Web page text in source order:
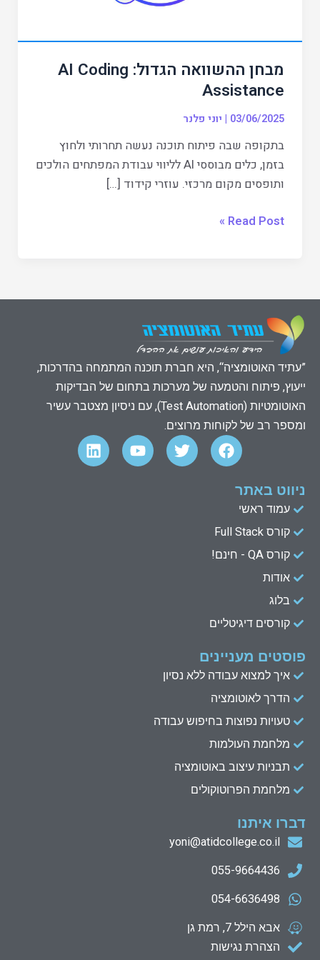
מבחן ההשוואה הגדול: AI Coding
Assistance
03/06/2025
| יוני פלנר
בתקופה שבה פיתוח תוכנה נעשה תחרותי ולחוץ
בזמן, כלים מבוססי AI לליווי עבודת המפתחים הולכים
ותופסים מקום מרכזי. עוזרי קידוד […]
Read Post »
”עתיד האוטומציה“, היא חברת תוכנה המתמחה בהדרכות,
ייעוץ, פיתוח והטמעה של מערכות בתחום של הבדיקות
האוטומטיות (Test Automation), עם ניסיון מצטבר עשיר
ומספר רב של לקוחות מרוצים.
F
a
c
o
k
T
w
i
Y
o
u
L
i
n
ניווט באתר
עמוד ראשי
קורס Full Stack
קורס QA - חינם!
אודות
בלוג
קורסים דיגיטליים
פוסטים מעניינים
איך למצוא עבודה ללא נסיון
הדרך לאוטומציה
טעויות נפוצות בחיפוש עבודה
מלחמת העולמות
תבניות עיצוב באוטומציה
מלחמת הפרוטוקולים
דברו איתנו
yoni@atidcollege.co.il
055-9664436
054-6636498
אבא הילל 7, רמת גן
הצהרת נגישות